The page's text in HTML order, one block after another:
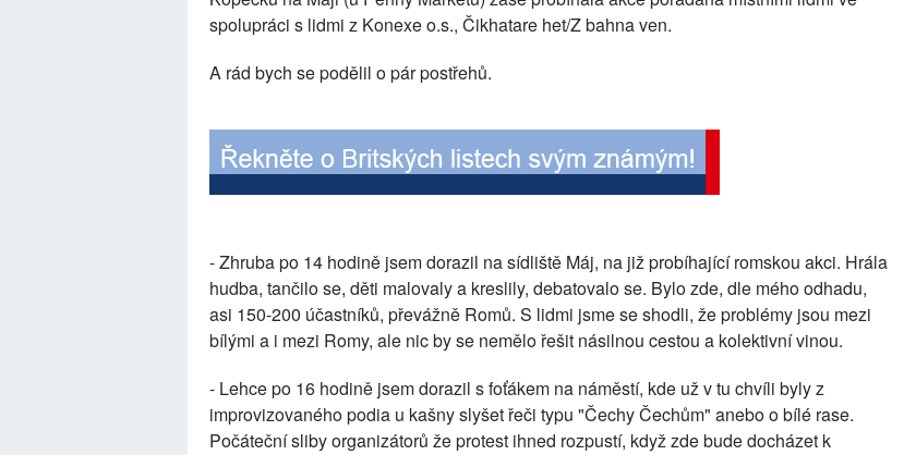
spolupráci s lidmi z Konexe o.s., Čikhatare het/Z bahna ven.
A rád bych se podělil o pár postřehů.
- Zhruba po 14 hodině jsem dorazil na sídliště Máj, na již probíhající romskou akci. Hrála
hudba, tančilo se, děti malovaly a kreslily, debatovalo se. Bylo zde, dle mého odhadu,
asi 150-200 účastníků, převážně Romů. S lidmi jsme se shodli, že problémy jsou mezi
bílými a i mezi Romy, ale nic by se nemělo řešit násilnou cestou a kolektivní vinou.
- Lehce po 16 hodině jsem dorazil s foťákem na náměstí, kde už v tu chvíli byly z
improvizovaného podia u kašny slyšet řeči typu "Čechy Čechům" anebo o bílé rase.
Počáteční sliby organizátorů že protest ihned rozpustí, když zde bude docházet k